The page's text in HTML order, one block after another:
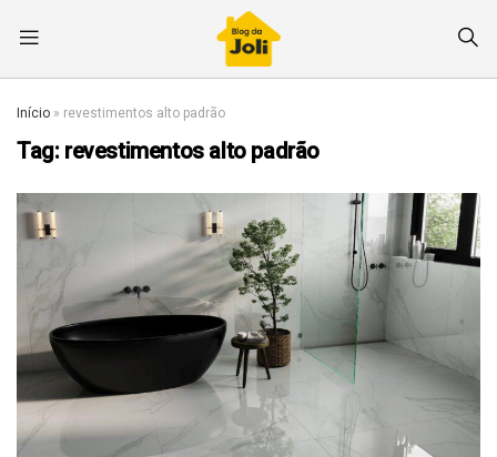
Início » revestimentos alto padrão
Tag: revestimentos alto padrão